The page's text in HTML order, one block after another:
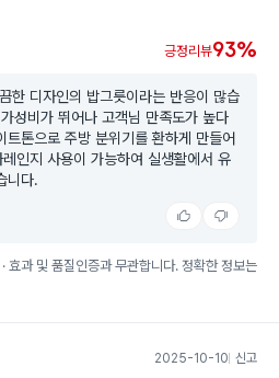
긍정리뷰93%
한 디자인의 밥그릇이라는 반응이 많습
성비가 뛰어나 고객님 만족도가 높다
트톤으로 주방 분위기를 환하게 만들어
인지 사용이 가능하여 실생활에서 유
니다.
효과 및 품질인증과 무관합니다. 정확한 정보는
2025-10-10 신고